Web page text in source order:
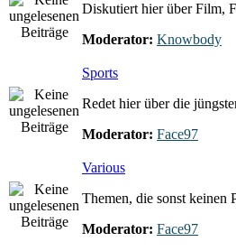
Diskutiert hier über Film,
Moderator: Knowbody
Sports
Redet hier über die
Moderator: Face97
Various
Themen, die sonst keinen
Moderator: Face97